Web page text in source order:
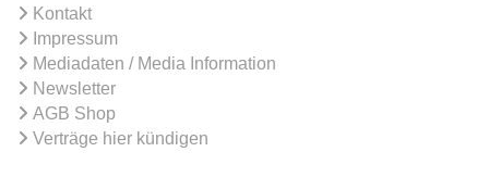
Kontakt
Impressum
Mediadaten / Media Information
Newsletter
AGB Shop
Verträge hier kündigen